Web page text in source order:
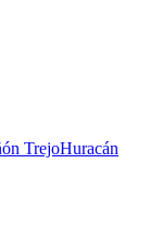
TrejoHuracán